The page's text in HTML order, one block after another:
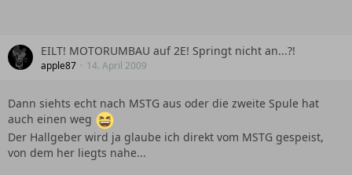
EILT! MOTORUMBAU auf 2E! Springt nicht an...?!
apple87 14. April 2009
Dann siehts echt nach MSTG aus oder die zweite Spule hat
auch einen weg
Der Hallgeber wird ja glaube ich direkt vom MSTG gespeist,
von dem her liegts nahe...